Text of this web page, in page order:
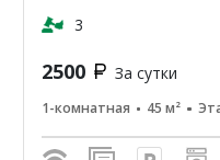
от сроков и перио...
3
2500 За сутки
1-комнатная 45 м²